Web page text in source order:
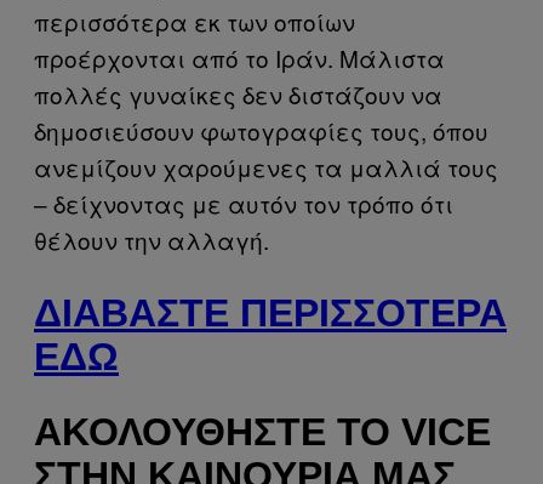
περισσότερα εκ των οποίων
προέρχονται από το Ιράν. Μάλιστα
πολλές γυναίκες δεν διστάζουν να
δημοσιεύσουν φωτογραφίες τους, όπου
ανεμίζουν χαρούμενες τα μαλλιά τους
– δείχνοντας με αυτόν τον τρόπο ότι
θέλουν την αλλαγή.
ΔΙΑΒΆΣΤΕ ΠΕΡΙΣΣΌΤΕΡΑ
ΕΔΏ
ΑΚΟΛΟΥΘΉΣΤΕ ΤΟ VICE